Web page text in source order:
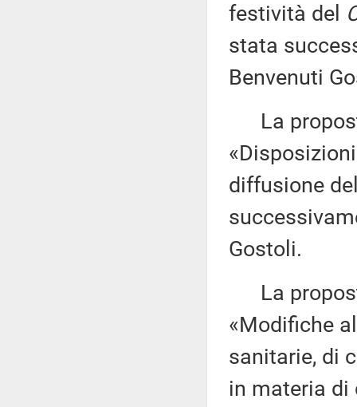
festività del
stata
Benvenuti
La
diffusione
Gostoli.
La
«Modifiche
sanitarie, di
in materia di